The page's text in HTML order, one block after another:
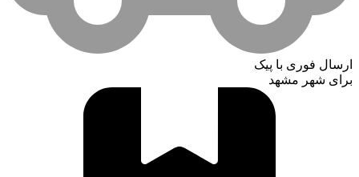
ارسال فوری با پیک
برای شهر مشهد